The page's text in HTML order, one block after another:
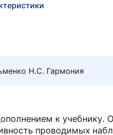
Н.С. Гармония
к учебнику.
проводимых